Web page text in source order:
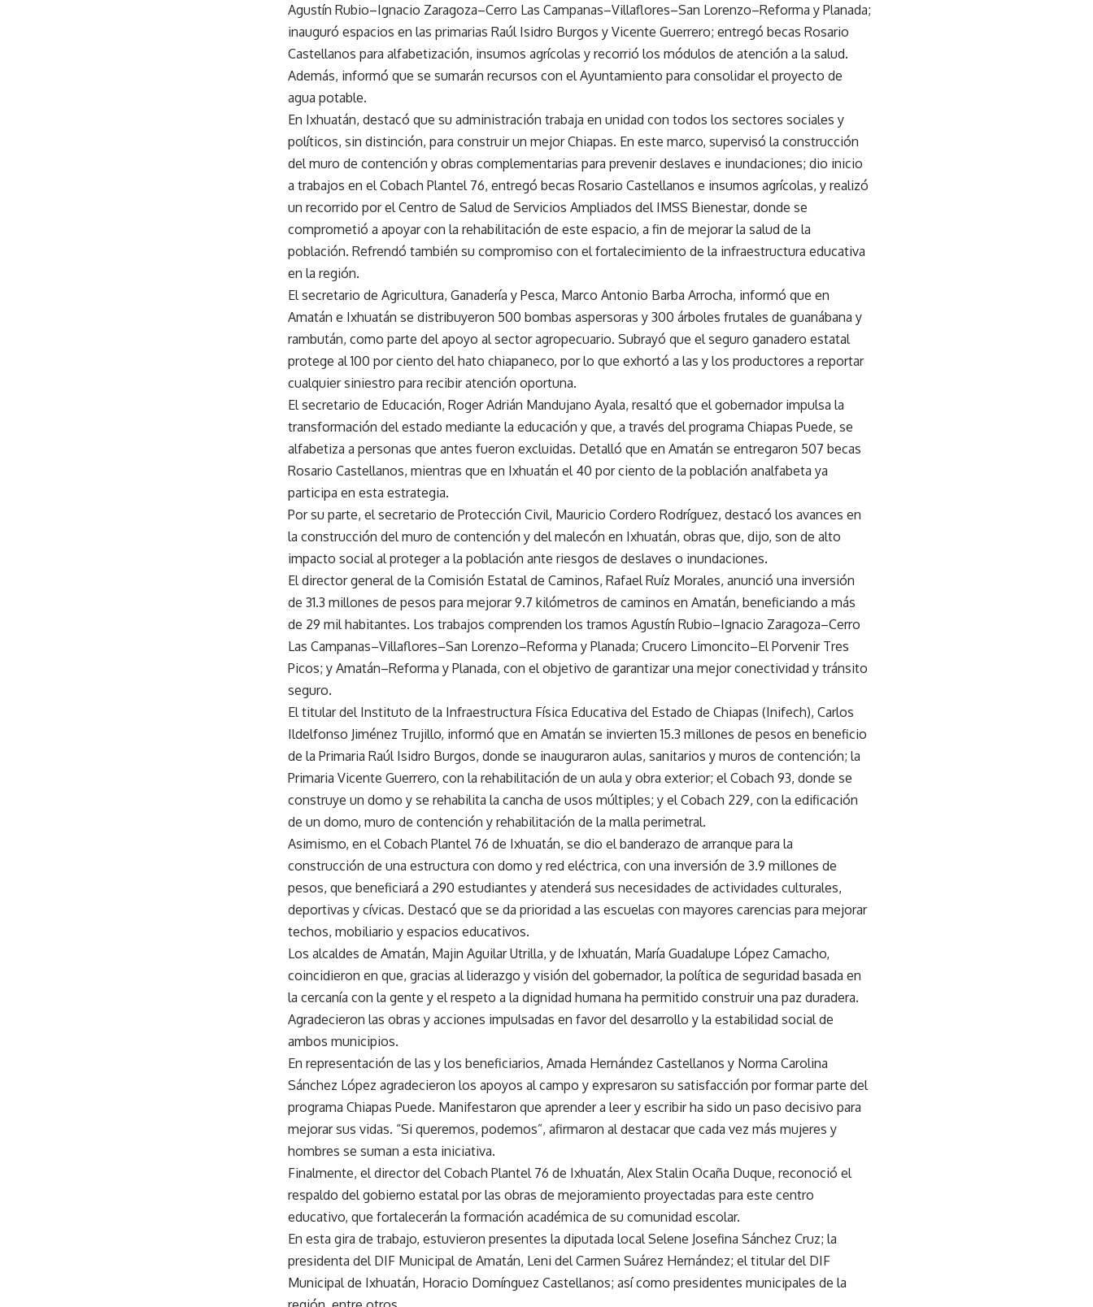
Agustín Rubio–Ignacio Zaragoza–Cerro Las Campanas–Villaflores–San Lorenzo–Reforma y Planada;
inauguró espacios en las primarias Raúl Isidro Burgos y Vicente Guerrero; entregó becas Rosario
Castellanos para alfabetización, insumos agrícolas y recorrió los módulos de atención a la salud.
Además, informó que se sumarán recursos con el Ayuntamiento para consolidar el proyecto de
agua potable.
En Ixhuatán, destacó que su administración trabaja en unidad con todos los sectores sociales y
políticos, sin distinción, para construir un mejor Chiapas. En este marco, supervisó la construcción
del muro de contención y obras complementarias para prevenir deslaves e inundaciones; dio inicio
a trabajos en el Cobach Plantel 76, entregó becas Rosario Castellanos e insumos agrícolas, y realizó
un recorrido por el Centro de Salud de Servicios Ampliados del IMSS Bienestar, donde se
comprometió a apoyar con la rehabilitación de este espacio, a fin de mejorar la salud de la
población. Refrendó también su compromiso con el fortalecimiento de la infraestructura educativa
en la región.
El secretario de Agricultura, Ganadería y Pesca, Marco Antonio Barba Arrocha, informó que en
Amatán e Ixhuatán se distribuyeron 500 bombas aspersoras y 300 árboles frutales de guanábana y
rambután, como parte del apoyo al sector agropecuario. Subrayó que el seguro ganadero estatal
protege al 100 por ciento del hato chiapaneco, por lo que exhortó a las y los productores a reportar
cualquier siniestro para recibir atención oportuna.
El secretario de Educación, Roger Adrián Mandujano Ayala, resaltó que el gobernador impulsa la
transformación del estado mediante la educación y que, a través del programa Chiapas Puede, se
alfabetiza a personas que antes fueron excluidas. Detalló que en Amatán se entregaron 507 becas
Rosario Castellanos, mientras que en Ixhuatán el 40 por ciento de la población analfabeta ya
participa en esta estrategia.
Por su parte, el secretario de Protección Civil, Mauricio Cordero Rodríguez, destacó los avances en
la construcción del muro de contención y del malecón en Ixhuatán, obras que, dijo, son de alto
impacto social al proteger a la población ante riesgos de deslaves o inundaciones.
El director general de la Comisión Estatal de Caminos, Rafael Ruíz Morales, anunció una inversión
de 31.3 millones de pesos para mejorar 9.7 kilómetros de caminos en Amatán, beneficiando a más
de 29 mil habitantes. Los trabajos comprenden los tramos Agustín Rubio–Ignacio Zaragoza–Cerro
Las Campanas–Villaflores–San Lorenzo–Reforma y Planada; Crucero Limoncito–El Porvenir Tres
Picos; y Amatán–Reforma y Planada, con el objetivo de garantizar una mejor conectividad y tránsito
seguro.
El titular del Instituto de la Infraestructura Física Educativa del Estado de Chiapas (Inifech), Carlos
Ildelfonso Jiménez Trujillo, informó que en Amatán se invierten 15.3 millones de pesos en beneficio
de la Primaria Raúl Isidro Burgos, donde se inauguraron aulas, sanitarios y muros de contención; la
Primaria Vicente Guerrero, con la rehabilitación de un aula y obra exterior; el Cobach 93, donde se
construye un domo y se rehabilita la cancha de usos múltiples; y el Cobach 229, con la edificación
de un domo, muro de contención y rehabilitación de la malla perimetral.
Asimismo, en el Cobach Plantel 76 de Ixhuatán, se dio el banderazo de arranque para la
construcción de una estructura con domo y red eléctrica, con una inversión de 3.9 millones de
pesos, que beneficiará a 290 estudiantes y atenderá sus necesidades de actividades culturales,
deportivas y cívicas. Destacó que se da prioridad a las escuelas con mayores carencias para mejorar
techos, mobiliario y espacios educativos.
Los alcaldes de Amatán, Majin Aguilar Utrilla, y de Ixhuatán, María Guadalupe López Camacho,
coincidieron en que, gracias al liderazgo y visión del gobernador, la política de seguridad basada en
la cercanía con la gente y el respeto a la dignidad humana ha permitido construir una paz duradera.
Agradecieron las obras y acciones impulsadas en favor del desarrollo y la estabilidad social de
ambos municipios.
En representación de las y los beneficiarios, Amada Hernández Castellanos y Norma Carolina
Sánchez López agradecieron los apoyos al campo y expresaron su satisfacción por formar parte del
programa Chiapas Puede. Manifestaron que aprender a leer y escribir ha sido un paso decisivo para
mejorar sus vidas. “Si queremos, podemos”, afirmaron al destacar que cada vez más mujeres y
hombres se suman a esta iniciativa.
Finalmente, el director del Cobach Plantel 76 de Ixhuatán, Alex Stalin Ocaña Duque, reconoció el
respaldo del gobierno estatal por las obras de mejoramiento proyectadas para este centro
educativo, que fortalecerán la formación académica de su comunidad escolar.
En esta gira de trabajo, estuvieron presentes la diputada local Selene Josefina Sánchez Cruz; la
presidenta del DIF Municipal de Amatán, Leni del Carmen Suárez Hernández; el titular del DIF
Municipal de Ixhuatán, Horacio Domínguez Castellanos; así como presidentes municipales de la